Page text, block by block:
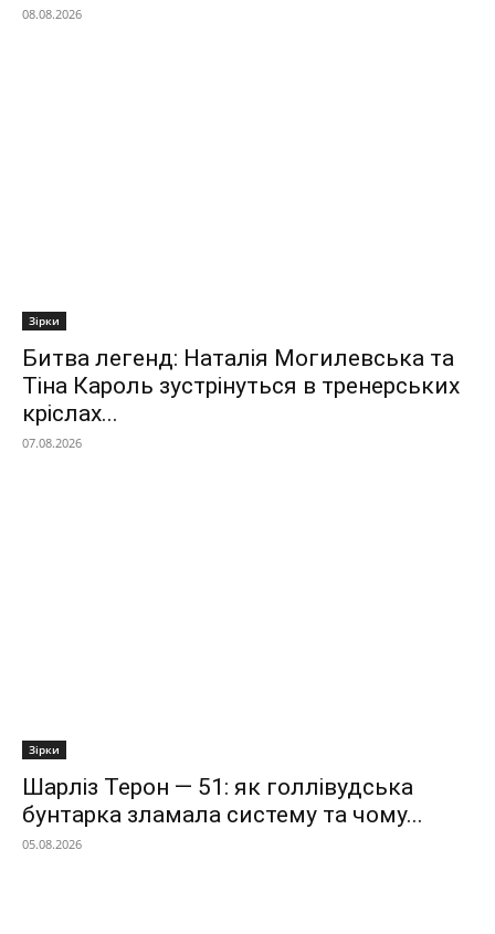
08.08.2026
Зірки
Битва легенд: Наталія Могилевська та
Тіна Кароль зустрінуться в тренерських
кріслах...
07.08.2026
Зірки
Шарліз Терон — 51: як голлівудська
бунтарка зламала систему та чому...
05.08.2026